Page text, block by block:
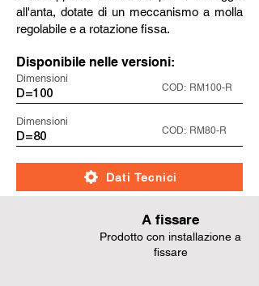
all'anta, dotate di un meccanismo a molla
regolabile e a rotazione fissa.
Disponibile nelle versioni:
Dimensioni
D=100
COD: RM100-R
Dimensioni
D=80
COD: RM80-R
Dati Tecnici
A fissare
Prodotto con installazione a
fissare